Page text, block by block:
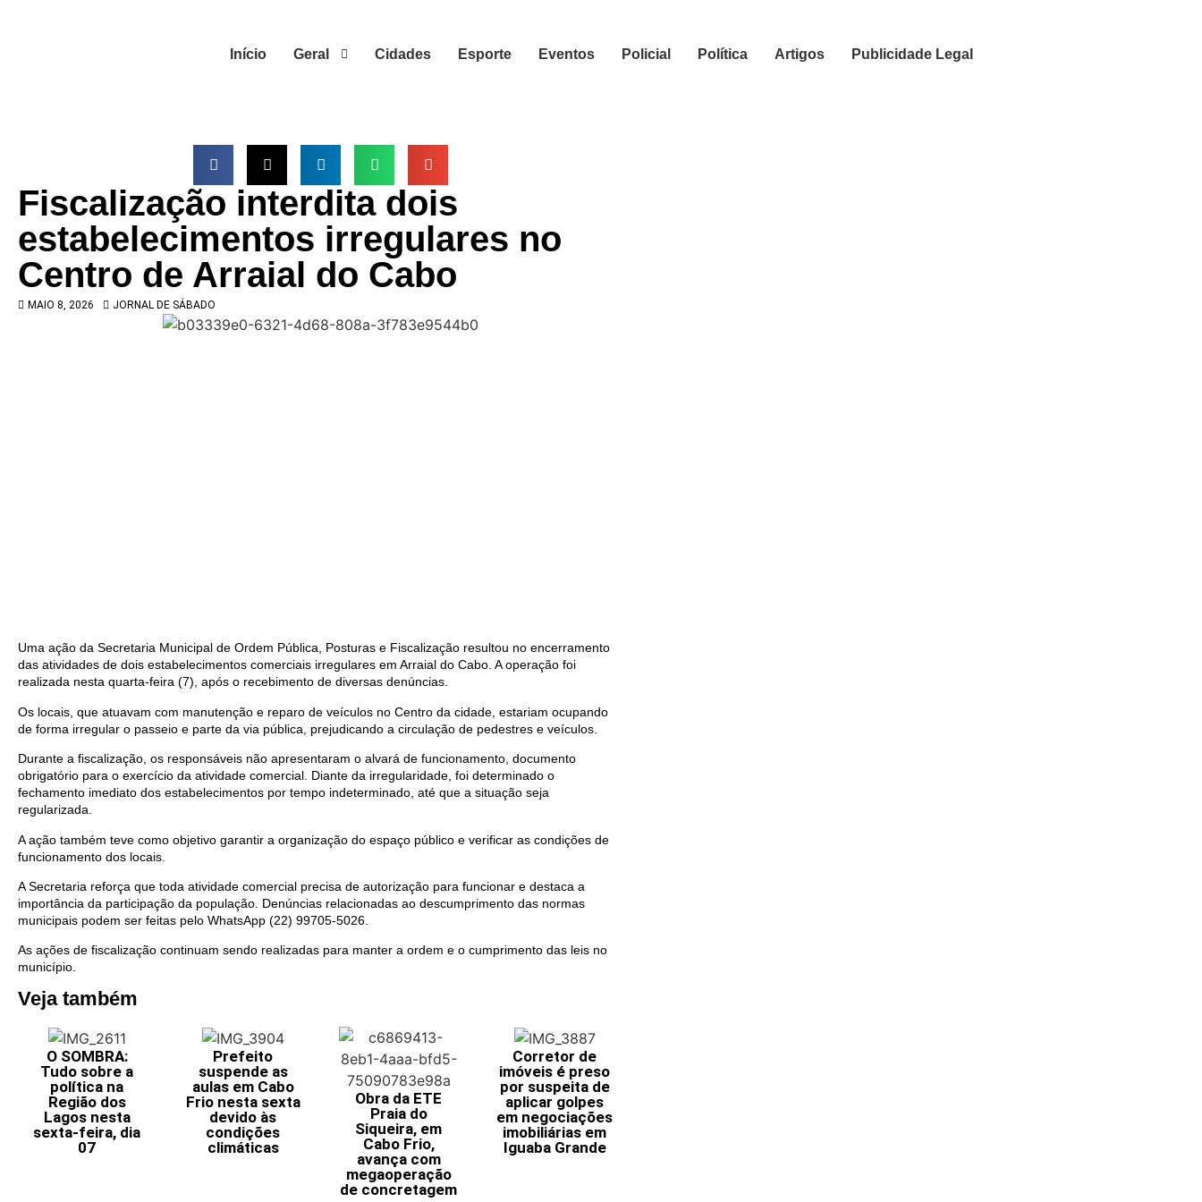
Início Geral Cidades Esporte Eventos Policial Política Artigos Publicidade Legal
Fiscalização interdita dois
estabelecimentos irregulares no
Centro de Arraial do Cabo
MAIO 8, 2026 JORNAL DE SÁBADO
Uma ação da Secretaria Municipal de Ordem Pública, Posturas e Fiscalização resultou no encerramento
das atividades de dois estabelecimentos comerciais irregulares em Arraial do Cabo. A operação foi
realizada nesta quarta-feira (7), após o recebimento de diversas denúncias.
Os locais, que atuavam com manutenção e reparo de veículos no Centro da cidade, estariam ocupando
de forma irregular o passeio e parte da via pública, prejudicando a circulação de pedestres e veículos.
Durante a fiscalização, os responsáveis não apresentaram o alvará de funcionamento, documento
obrigatório para o exercício da atividade comercial. Diante da irregularidade, foi determinado o
fechamento imediato dos estabelecimentos por tempo indeterminado, até que a situação seja
regularizada.
A ação também teve como objetivo garantir a organização do espaço público e verificar as condições de
funcionamento dos locais.
A Secretaria reforça que toda atividade comercial precisa de autorização para funcionar e destaca a
importância da participação da população. Denúncias relacionadas ao descumprimento das normas
municipais podem ser feitas pelo WhatsApp (22) 99705-5026.
As ações de fiscalização continuam sendo realizadas para manter a ordem e o cumprimento das leis no
município.
Veja também
O SOMBRA:
Tudo sobre a
política na
Região dos
Lagos nesta
sexta-feira, dia
07
Prefeito
suspende as
aulas em Cabo
Frio nesta sexta
devido às
condições
climáticas
Obra da ETE
Praia do
Siqueira, em
Cabo Frio,
avança com
megaoperação
de concretagem
Corretor de
imóveis é preso
por suspeita de
aplicar golpes
em negociações
imobiliárias em
Iguaba Grande